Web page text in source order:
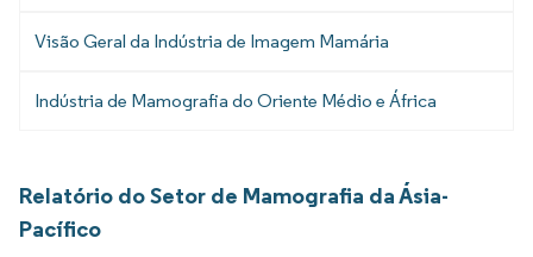
Visão Geral da Indústria de Imagem Mamária
Indústria de Mamografia do Oriente Médio e África
Relatório do Setor de Mamografia da Ásia-
Pacífico